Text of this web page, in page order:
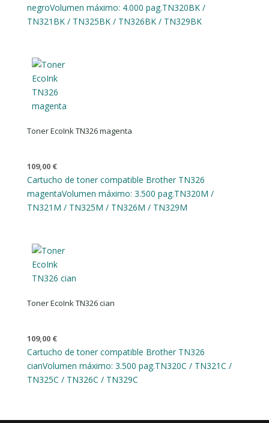
negroVolumen máximo: 4.000 pag.TN320BK /
TN321BK / TN325BK / TN326BK / TN329BK
Toner EcoInk TN326 magenta
109,00 €
Cartucho de toner compatible Brother TN326
magentaVolumen máximo: 3.500 pag.TN320M /
TN321M / TN325M / TN326M / TN329M
Toner EcoInk TN326 cian
109,00 €
Cartucho de toner compatible Brother TN326
cianVolumen máximo: 3.500 pag.TN320C / TN321C /
TN325C / TN326C / TN329C